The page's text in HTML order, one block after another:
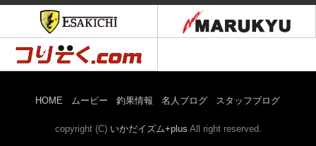
HOME ムービー 釣果情報 名人ブログ スタッフブログ
copyright (C) いかだイズム+plus All right reserved.